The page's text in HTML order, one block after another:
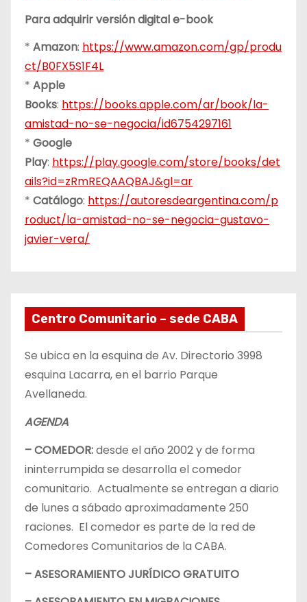
Para adquirir versión digital e-book
* Amazon: https://www.amazon.com/gp/produ
ct/B0FX5S1F4L
* Apple
Books: https://books.apple.com/ar/book/la-
amistad-no-se-negocia/id6754297161
* Google
Play: https://play.google.com/store/books/det
ails?id=zRmREQAAQBAJ&gl=ar
* Catálogo: https://autoresdeargentina.com/p
roduct/la-amistad-no-se-negocia-gustavo-
javier-vera/
Centro Comunitario – sede CABA
Se ubica en la esquina de Av. Directorio 3998
esquina Lacarra, en el barrio Parque
Avellaneda.
AGENDA
– COMEDOR:desde el año 2002 y de forma
ininterrumpida se desarrolla el comedor
comunitario. Actualmente se entregan a diario
de lunes a sábado aproximadamente 250
raciones. El comedor es parte de la red de
Comedores Comunitarios de la CABA.
– ASESORAMIENTO JURÍDICO GRATUITO